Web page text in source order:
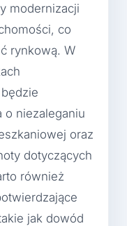
modernizacji
co
rynkową. W
o niezaleganiu
oraz
dotyczących
również
jak dowód